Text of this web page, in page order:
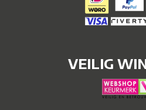
VEILIG